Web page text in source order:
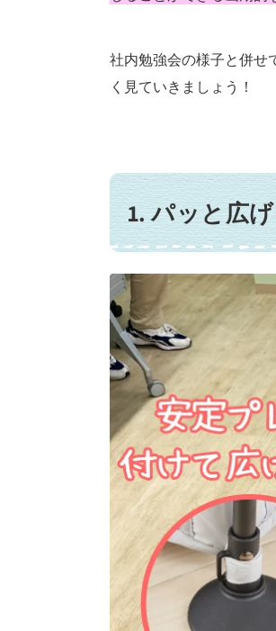
社内勉強会の様子と併せ
く見ていきましょう！
1. パッと広